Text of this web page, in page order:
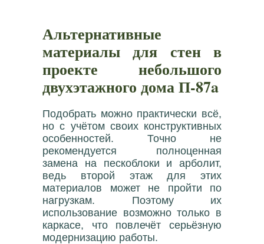
Альтернативные
материалы для стен в
проекте небольшого
двухэтажного дома П-87a
Подобрать можно практически всё,
но с учётом своих конструктивных
особенностей. Точно не
рекомендуется полноценная
замена на пескоблоки и арболит,
ведь второй этаж для этих
материалов может не пройти по
нагрузкам. Поэтому их
использование возможно только в
каркасе, что повлечёт серьёзную
модернизацию работы.